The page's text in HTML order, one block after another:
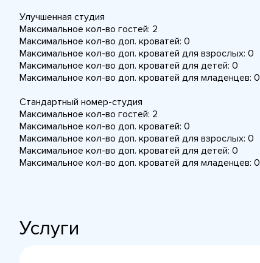
Улучшенная студия
Максимальное кол-во гостей: 2
Максимальное кол-во доп. кроватей: 0
Максимальное кол-во доп. кроватей для взрослых: 0
Максимальное кол-во доп. кроватей для детей: 0
Максимальное кол-во доп. кроватей для младенцев: 0
Стандартный номер-студия
Максимальное кол-во гостей: 2
Максимальное кол-во доп. кроватей: 0
Максимальное кол-во доп. кроватей для взрослых: 0
Максимальное кол-во доп. кроватей для детей: 0
Максимальное кол-во доп. кроватей для младенцев: 0
Услуги